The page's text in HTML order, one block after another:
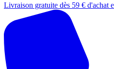
Livraison gratuite dès 59 € d'achat